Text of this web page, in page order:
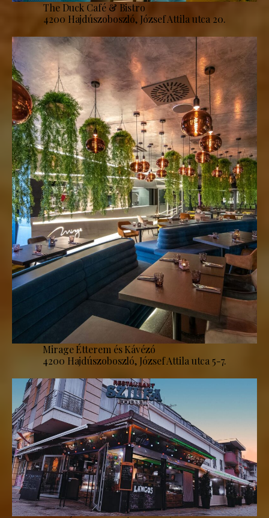
The Duck Café & Bistro
4200 Hajdúszoboszló, József Attila utca 20.
Mirage Étterem és Kávézó
4200 Hajdúszoboszló, József Attila utca 5-7.